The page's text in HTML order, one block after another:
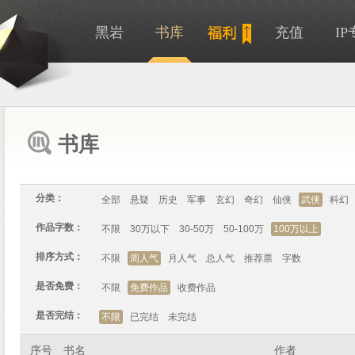
黑岩 书库 充值 IP
书库
分类： 全部 悬疑 历史 军事 玄幻 奇幻 仙侠 武侠 科幻
作品字数： 不限 30万以下 30-50万 50-100万 100万以上
排序方式： 不限 周人气 月人气 总人气 推荐票 字数
是否免费： 不限 免费作品 收费作品
是否完结： 不限 已完结 未完结
序号 书名 作者